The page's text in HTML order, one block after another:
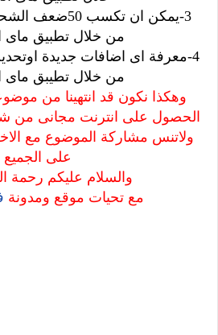
3-يمكن ان تكسب
من خلال تطبيق ماى
4-معرفة اى اضافات جديدة
من خلال تطيبق ماى
وهكذا نكون قد انتهينا من
الحصول على انترنت مجانى من
ولاتنس مشاركة الموضوع مع
على الجميع
والسلام عليكم رحمة
مع تحيات موقع ومدونة